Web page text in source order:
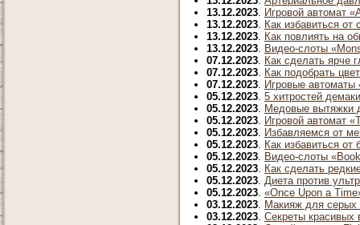
13.12.2023. Игровой автомат
13.12.2023. Как избавиться
13.12.2023. Как повлиять на
13.12.2023. Видео-слоты
07.12.2023. Как сделать ярче
07.12.2023. Как подобрать
07.12.2023. Игровые автоматы
05.12.2023. 5 хитростей
05.12.2023. Медовые вытяжки
05.12.2023. Игровой автомат
05.12.2023. Избавляемся от
05.12.2023. Как избавиться от
05.12.2023. Видео-слоты
05.12.2023. Как сделать
05.12.2023. Диета против
05.12.2023. «Once Upon a
03.12.2023. Макияж для серых
03.12.2023. Секреты